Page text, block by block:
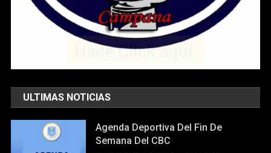
ULTIMAS NOTICIAS
Agenda Deportiva Del Fin De
Semana Del CBC